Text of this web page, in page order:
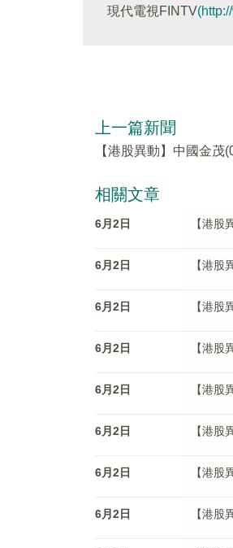
現代電視FINTV
上一篇新聞
【港股異動】中國金茂
相關文章
6月2日 【港
6月2日 【港
6月2日 【港
6月2日 【港
6月2日 【港
6月2日 【港
6月2日 【港
6月2日 【港